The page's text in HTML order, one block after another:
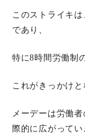
このストライキ
であり、
特に8時間労働制
これがきっかけと
メーデーは労働
際的に広がってい